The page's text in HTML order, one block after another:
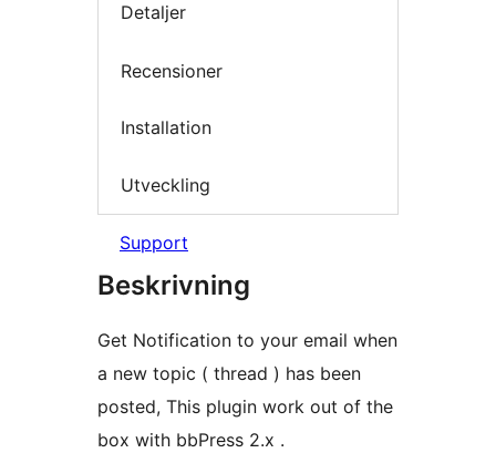
Detaljer
Recensioner
Installation
Utveckling
Support
Beskrivning
Get Notification to your email when
a new topic ( thread ) has been
posted, This plugin work out of the
box with bbPress 2.x .